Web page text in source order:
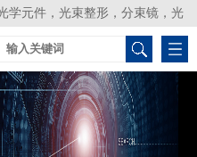
学元件，光束整形，分束镜，光